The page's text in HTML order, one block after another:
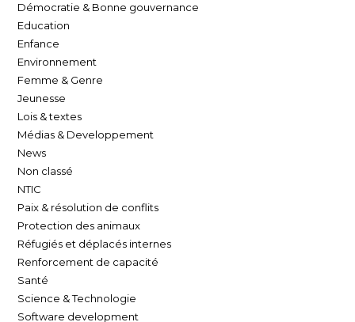
Démocratie & Bonne gouvernance
Education
Enfance
Environnement
Femme & Genre
Jeunesse
Lois & textes
Médias & Developpement
News
Non classé
NTIC
Paix & résolution de conflits
Protection des animaux
Réfugiés et déplacés internes
Renforcement de capacité
Santé
Science & Technologie
Software development